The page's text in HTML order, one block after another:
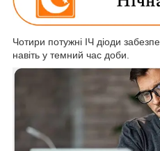
Чотири потужні ІЧ діоди
навіть у темний час доби.